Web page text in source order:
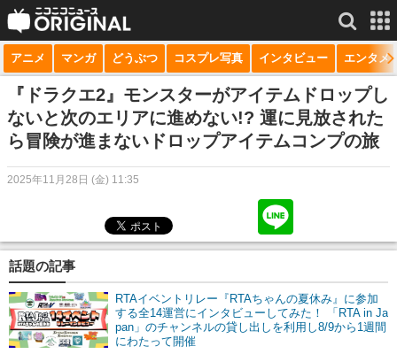
サービス一覧 もっと見る
niconico
動画
生放送
マンガ
ニコニコQ
アニメ マンガ どうぶつ コスプレ写真 インタビュー エンタメ
『ドラクエ2』モンスターがアイテムドロップし
ないと次のエリアに進めない!? 運に見放された
ら冒険が進まないドロップアイテムコンプの旅
2025年11月28日 (金) 11:35
話題の記事
RTAイベントリレー『RTAちゃんの夏休み』に参加
する全14運営にインタビューしてみた！ 「RTA in Ja
pan」のチャンネルの貸し出しを利用し8/9から1週間
にわたって開催